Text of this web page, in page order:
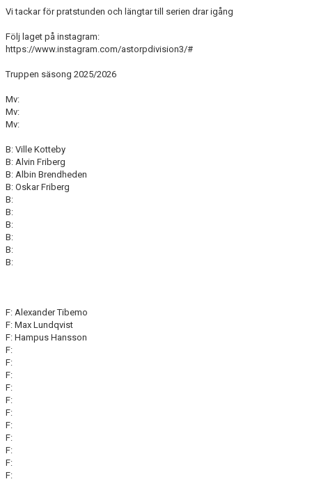
Vi tackar för pratstunden och längtar till serien drar igång
Följ laget på instagram:
https://www.instagram.com/astorpdivision3/#
Truppen säsong 2025/2026
Mv:
Mv:
Mv:
B: Ville Kotteby
B: Alvin Friberg
B: Albin Brendheden
B: Oskar Friberg
B:
B:
B:
B:
B:
B:
F: Alexander Tibemo
F: Max Lundqvist
F: Hampus Hansson
F:
F:
F:
F:
F:
F:
F:
F:
F:
F:
F: